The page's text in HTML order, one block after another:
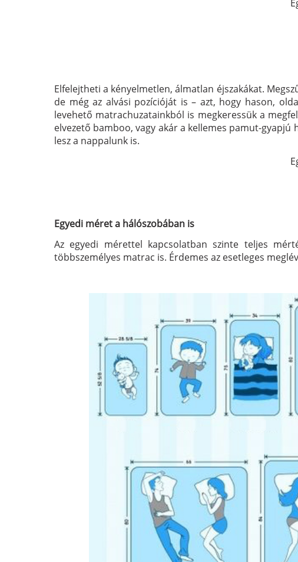
Elfelejtheti a kényelmetlen, álmatlan éjszakákat.
de még az alvási pozícióját is – azt, hogy hason,
levehető matrachuzatainkból is megkeressük a
elvezető bamboo, vagy akár a kellemes pamut-gyapjú
lesz a nappalunk is.
Egyedi méret a hálószobában is
Az egyedi mérettel kapcsolatban szinte teljes
többszemélyes matrac is. Érdemes az esetleges